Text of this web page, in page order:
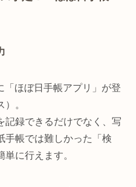
「ほぼ日手帳アプリ」が登
。
記録できるだけでなく、写
手帳では難しかった「検
に行えます。